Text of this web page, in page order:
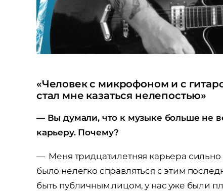
«Человек с микрофоном и с
стал мне казаться нелепостью»
— Вы думали, что к музыке больше не
карьеру. Почему?
— Меня тридцатилетняя карьера сильно
было нелегко справляться с этим
быть публичным лицом, у нас уже были